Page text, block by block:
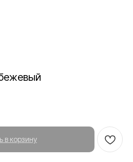
в корзину